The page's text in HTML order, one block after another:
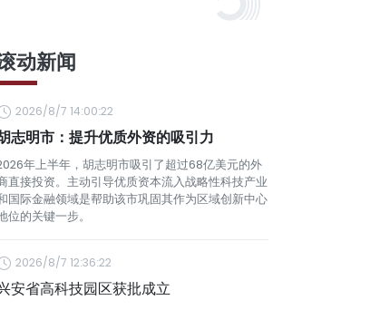
动新闻
2026/8/7 14:00:22
志明市：提升优质外资的吸引力
年上半年，胡志明市吸引了超过68亿美元的外
直接投资。主动引导优质资本流入战略性科技产业
国际金融领域是帮助该市巩固其作为区域创新中心
位的关键一步。
2026/8/7 12:36:22
安省高科技园区获批成立